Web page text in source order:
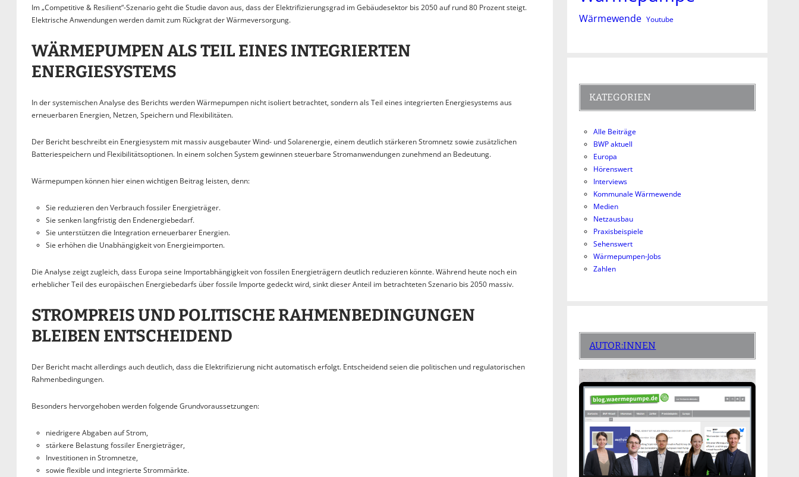
Im „Competitive & Resilient“-Szenario geht die Studie davon aus, dass der Elektrifizierungsgrad im Gebäudesektor bis 2050 auf rund 80 Prozent steigt.
Elektrische Anwendungen werden damit zum Rückgrat der Wärmeversorgung.
WÄRMEPUMPEN ALS TEIL EINES INTEGRIERTEN
ENERGIESYSTEMS
In der systemischen Analyse des Berichts werden Wärmepumpen nicht isoliert betrachtet, sondern als Teil eines integrierten Energiesystems aus
erneuerbaren Energien, Netzen, Speichern und Flexibilitäten.
Der Bericht beschreibt ein Energiesystem mit massiv ausgebauter Wind- und Solarenergie, einem deutlich stärkeren Stromnetz sowie zusätzlichen
Batteriespeichern und Flexibilitätsoptionen. In einem solchen System gewinnen steuerbare Stromanwendungen zunehmend an Bedeutung.
Wärmepumpen können hier einen wichtigen Beitrag leisten, denn:
Sie reduzieren den Verbrauch fossiler Energieträger.
Sie senken langfristig den Endenergiebedarf.
Sie unterstützen die Integration erneuerbarer Energien.
Sie erhöhen die Unabhängigkeit von Energieimporten.
Die Analyse zeigt zugleich, dass Europa seine Importabhängigkeit von fossilen Energieträgern deutlich reduzieren könnte. Während heute noch ein
erheblicher Teil des europäischen Energiebedarfs über fossile Importe gedeckt wird, sinkt dieser Anteil im betrachteten Szenario bis 2050 massiv.
STROMPREIS UND POLITISCHE RAHMENBEDINGUNGEN
BLEIBEN ENTSCHEIDEND
Der Bericht macht allerdings auch deutlich, dass die Elektrifizierung nicht automatisch erfolgt. Entscheidend seien die politischen und regulatorischen
Rahmenbedingungen.
Besonders hervorgehoben werden folgende Grundvoraussetzungen:
niedrigere Abgaben auf Strom,
stärkere Belastung fossiler Energieträger,
Investitionen in Stromnetze,
sowie flexible und integrierte Strommärkte.
Wärmewende Youtube
KATEGORIEN
Alle Beiträge
BWP aktuell
Europa
Hörenswert
Interviews
Kommunale Wärmewende
Medien
Netzausbau
Praxisbeispiele
Sehenswert
Wärmepumpen-Jobs
Zahlen
AUTOR:INNEN